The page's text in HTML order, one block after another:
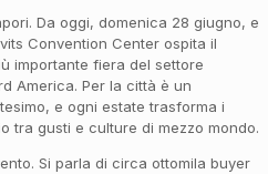
Da oggi, domenica 28 giugno, e
Convention Center ospita il
importante fiera del settore
America. Per la città è un
e ogni estate trasforma i
tra gusti e culture di mezzo mondo.
Si parla di circa ottomila buyer